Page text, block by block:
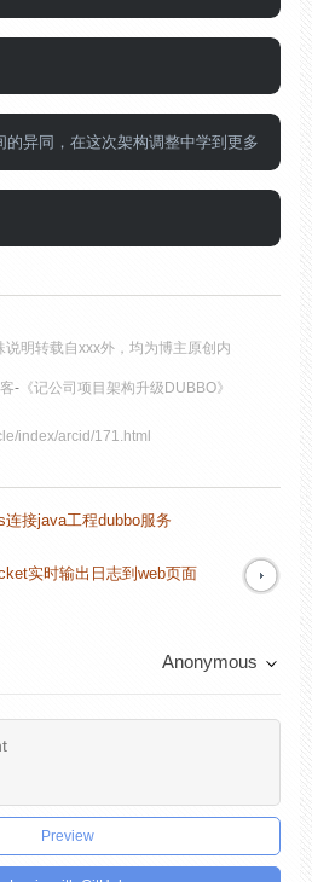
的异同，在这次架构调整中学到更多
明转载自xxx外，均为博主原创内
- 《记公司项目架构升级DUBBO》
index/arcid/171.html
连接java工程dubbo服务
实时输出日志到web页面
Anonymous
Preview